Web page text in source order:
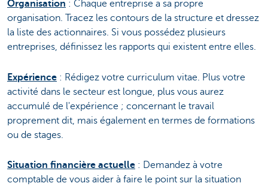
Organisation : Chaque entreprise a sa propre
organisation. Tracez les contours de la structure et dressez
la liste des actionnaires. Si vous possédez plusieurs
entreprises, définissez les rapports qui existent entre elles.
Expérience : Rédigez votre curriculum vitae. Plus votre
activité dans le secteur est longue, plus vous aurez
accumulé de l'expérience ; concernant le travail
proprement dit, mais également en termes de formations
ou de stages.
Situation financière actuelle : Demandez à votre
comptable de vous aider à faire le point sur la situation